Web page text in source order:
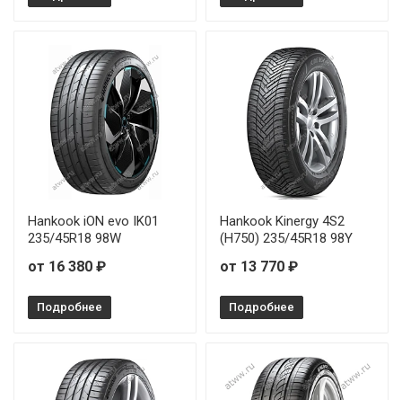
Hankook iON evo IK01
235/45R18 98W
от 16 380 ₽
Подробнее
Hankook Kinergy 4S2
(H750) 235/45R18 98Y
от 13 770 ₽
Подробнее